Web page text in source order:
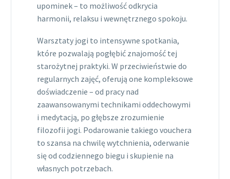
upominek – to możliwość odkrycia
harmonii, relaksu i wewnętrznego spokoju.
Warsztaty jogi to intensywne spotkania,
które pozwalają pogłębić znajomość tej
starożytnej praktyki. W przeciwieństwie do
regularnych zajęć, oferują one kompleksowe
doświadczenie – od pracy nad
zaawansowanymi technikami oddechowymi
i medytacją, po głębsze zrozumienie
filozofii jogi. Podarowanie takiego vouchera
to szansa na chwilę wytchnienia, oderwanie
się od codziennego biegu i skupienie na
własnych potrzebach.